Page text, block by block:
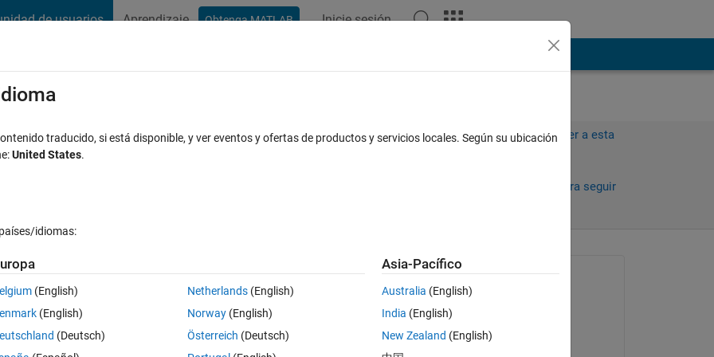
de usuarios Aprendizaje Obtenga MATLAB Inicie sesión
system based on 2D image
Iniciar sesión para responder a esta
Iniciar sesión para seguir
Abrir en MATLAB Online
based on 2D image in Matlab.
Daniel Chou
el 6 de Feb. de 2021
traducido, si está disponible, y ver eventos y ofertas de productos y servicios locales. Según su ubicación
United States.
idiomas:
(English)
(English)
(Deutsch)
Netherlands(English)
Norway(English)
Österreich (Deutsch)
Asia-Pacífico
Australia (English)
India (English)
New Zealand (English)